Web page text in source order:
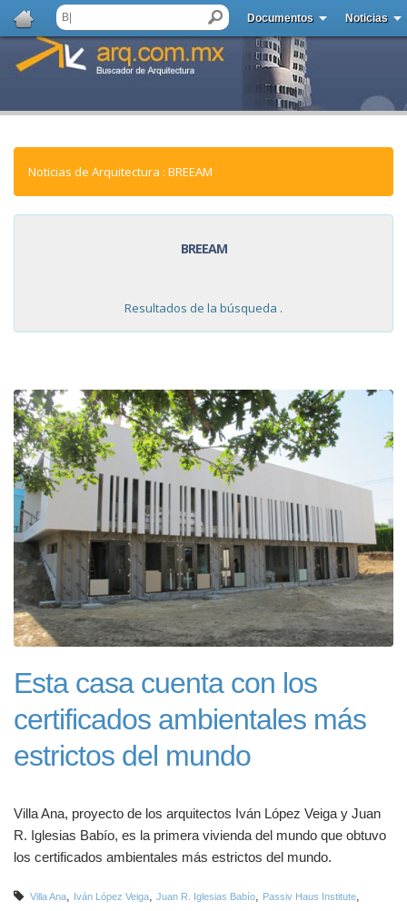
Documentos Noticias
Noticias de Arquitectura : BREEAM
BREEAM
Resultados de la búsqueda .
Esta casa cuenta con los
certificados ambientales más
estrictos del mundo
Villa Ana, proyecto de los arquitectos Iván López Veiga y Juan
R. Iglesias Babío, es la primera vivienda del mundo que obtuvo
los certificados ambientales más estrictos del mundo.
Villa Ana, Iván López Veiga, Juan R. Iglesias Babío, Passiv Haus Institute,